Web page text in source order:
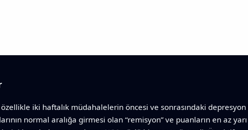
iki haftalık müdahalelerin öncesi ve sonrasındaki
normal aralığa girmesi olan “remisyon” ve puanların en az